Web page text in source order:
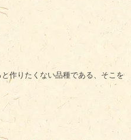
作りたくない品種である、そこを